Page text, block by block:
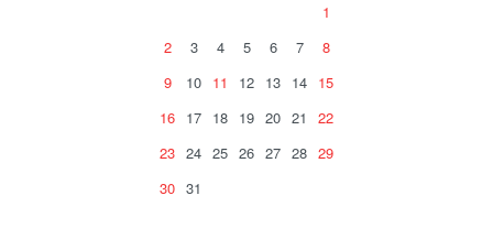
1
2
3 4 5 6 7
8
9
10 11 12 13 14 15
16 17 18 19 20 21
22
23 24 25 26 27 28 29
30 31